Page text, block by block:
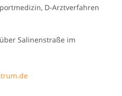
D-Arztverfahren
Salinenstraße im